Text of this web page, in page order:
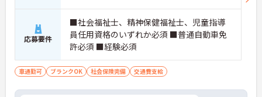
応募要件
■社会福祉士、精神保健福祉士、児童指導
員任用資格のいずれか必須 ■普通自動車免
許必須 ■経験必須
車通勤可 ブランクOK 社会保険完備 交通費支給